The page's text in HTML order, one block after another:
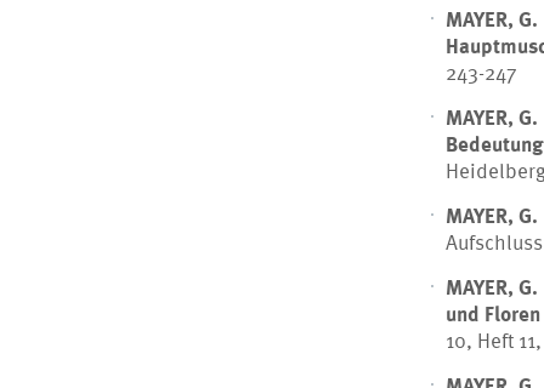
MAYER, G.
243-247
MAYER, G.
MAYER, G.
MAYER, G.
und
10, Heft